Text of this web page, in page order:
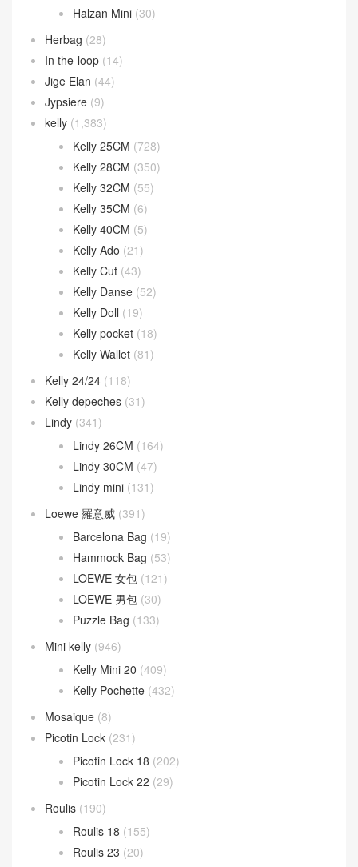
Halzan Mini (30)
Herbag (28)
In the-loop (14)
Jige Elan (44)
Jypsiere (9)
kelly (1,383)
Kelly 25CM (728)
Kelly 28CM (350)
Kelly 32CM (55)
Kelly 35CM (6)
Kelly 40CM (5)
Kelly Ado (21)
Kelly Cut (43)
Kelly Danse (52)
Kelly Doll (19)
Kelly pocket (18)
Kelly Wallet (81)
Kelly 24/24 (118)
Kelly depeches (31)
Lindy (341)
Lindy 26CM (164)
Lindy 30CM (47)
Lindy mini (131)
Loewe 羅意威 (391)
Barcelona Bag (19)
Hammock Bag (53)
LOEWE 女包 (121)
LOEWE 男包 (30)
Puzzle Bag (133)
Mini kelly (946)
Kelly Mini 20 (409)
Kelly Pochette (432)
Mosaique (8)
Picotin Lock (231)
Picotin Lock 18 (202)
Picotin Lock 22 (29)
Roulis (190)
Roulis 18 (155)
Roulis 23 (20)